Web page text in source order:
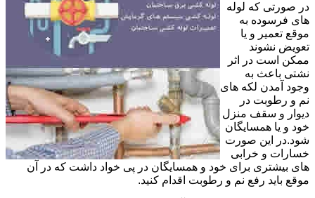
در صورتی که لوله
های فرسوده به
موقع تعمیر و یا
تعویض نشوند
ممکن است در اثر
نشتی باعث به
وجود آمدن لکه های
نم و رطوبت در
دیوار و سقف منزل
خود و یا همسایگان
شود.در این صورت
خسارات و خرابی
های بیشتری برای خود و همسایگان در پی خواد داشت که در آن
موقع باید رفع نم و رطوبت اقدام کنید.